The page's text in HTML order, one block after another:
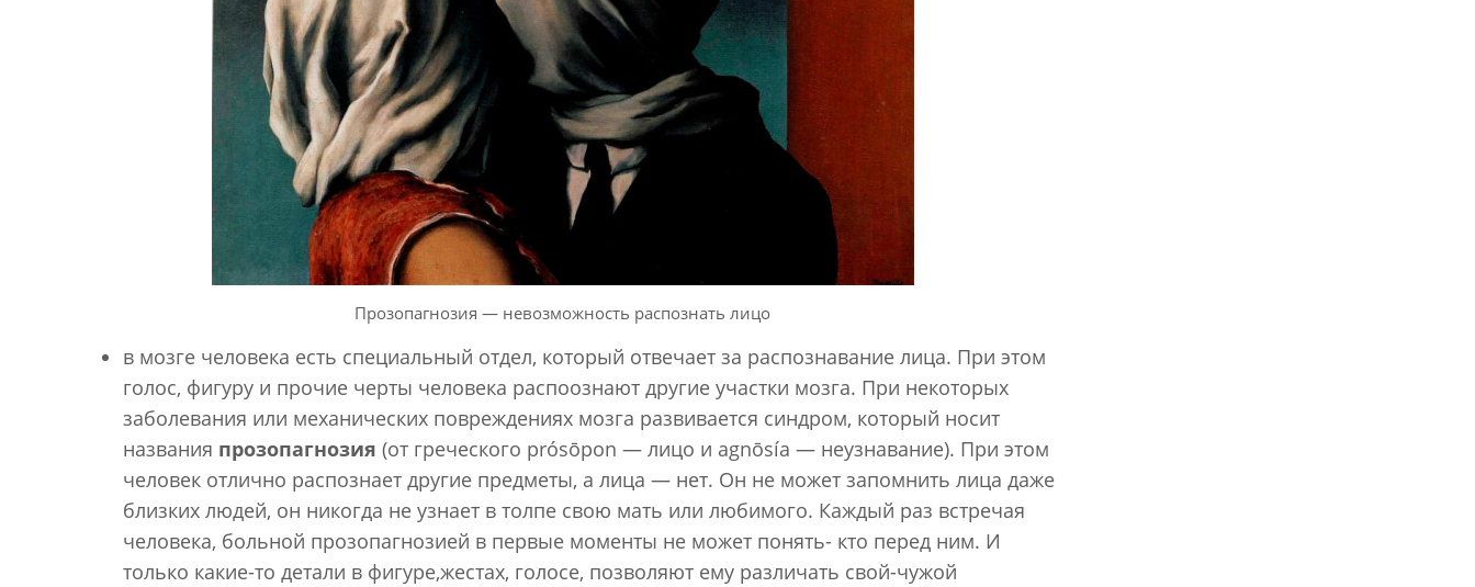
Прозопагнозия — невозможность распознать лицо
в мозге человека есть специальный отдел, который отвечает за распознавание лица. При этом
голос, фигуру и прочие черты человека распоознают другие участки мозга. При некоторых
заболевания или механических повреждениях мозга развивается синдром, который носит
названия прозопагнозия (от греческого prósōpon — лицо и agnōsía — неузнавание). При этом
человек отлично распознает другие предметы, а лица — нет. Он не может запомнить лица даже
близких людей, он никогда не узнает в толпе свою мать или любимого. Каждый раз встречая
человека, больной прозопагнозией в первые моменты не может понять- кто перед ним. И
только какие-то детали в фигуре,жестах, голосе, позволяют ему различать свой-чужой